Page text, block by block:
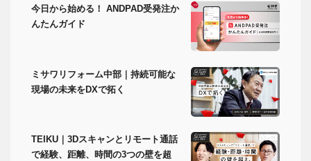
今日から始める！ ANDPAD受発注か
んたんガイド
ミサワリフォーム中部｜持続可能な
現場の未来をDXで拓く
TEIKU｜3Dスキャンとリモート通話
で経験、距離、時間の3つの壁を超